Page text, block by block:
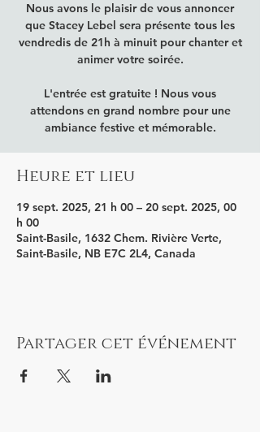
Nous avons le plaisir de vous annoncer
que Stacey Lebel sera présente tous les
vendredis de 21h à minuit pour chanter et
animer votre soirée.
L'entrée est gratuite ! Nous vous
attendons en grand nombre pour une
ambiance festive et mémorable.
Heure et lieu
19 sept. 2025, 21 h 00 – 20 sept. 2025, 00
h 00
Saint-Basile, 1632 Chem. Rivière Verte,
Saint-Basile, NB E7C 2L4, Canada
Partager cet événement